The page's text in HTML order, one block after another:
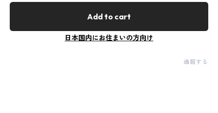
Add to cart
日本国内にお住まいの方向け
通報する